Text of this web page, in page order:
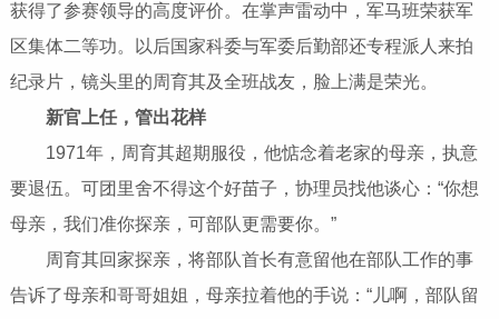
获得了参赛领导的高度评价。在掌声雷动中，军马班荣获军
区集体二等功。以后国家科委与军委后勤部还专程派人来拍
纪录片，镜头里的周育其及全班战友，脸上满是荣光。
新官上任，管出花样
1971年，周育其超期服役，他惦念着老家的母亲，执意
要退伍。可团里舍不得这个好苗子，协理员找他谈心：“你想
母亲，我们准你探亲，可部队更需要你。”
周育其回家探亲，将部队首长有意留他在部队工作的事
告诉了母亲和哥哥姐姐，母亲拉着他的手说：“儿啊，部队留